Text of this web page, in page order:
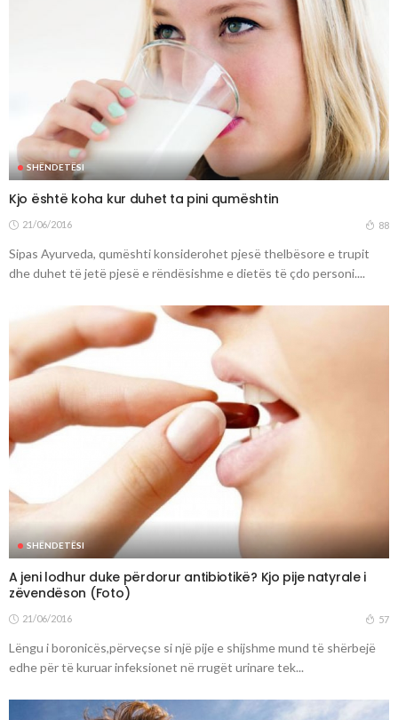
SHËNDETËSI
Kjo është koha kur duhet ta pini qumështin
21/06/2016 88
Sipas Ayurveda, qumështi konsiderohet pjesë thelbësore e trupit
dhe duhet të jetë pjesë e rëndësishme e dietës të çdo personi....
SHËNDETËSI
A jeni lodhur duke përdorur antibiotikë? Kjo pije natyrale i
zëvendëson (Foto)
21/06/2016 57
Lëngu i boronicës,përveçse si një pije e shijshme mund të shërbejë
edhe për të kuruar infeksionet në rrugët urinare tek...